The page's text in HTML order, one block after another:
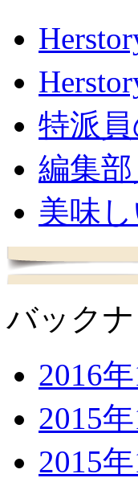
特派
編集
美味
バック
2016年
2015年
2015年